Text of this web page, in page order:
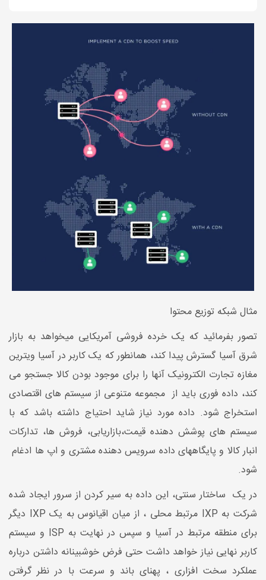
مثال شبکه توزیع محتوا
تصور بفرمائید که یک خرده فروشی آمریکایی میخواهد به بازار
شرق آسیا گسترش پیدا کند، همانطور که یک کاربر در آسیا ویترین
مغازه تجارت الکترونیک آنها را برای موجود بودن کالا جستجو می
کند، داده فوری باید از مجموعه متنوعی از سیستم های اقتصادی
استخراج شود. داده مورد نیاز شاید احتیاج داشته باشد که با
سیستم های پوشش دهنده قیمت،بازاریابی، فروش ها، تدارکات
انبار کالا و پایگاههای داده سرویس دهنده مشتری و اپ ها ادغام
شود.
در یک ساختار سنتی، این داده به سیر کردن از سرور ایجاد شده
شرکت به IXP مرتبط محلی ، از میان اقیانوس به یک IXP دیگر
برای منطقه مرتبط در آسیا و سپس در نهایت به ISP و سیستم
کاربر نهایی نیاز خواهد داشت حتی فرض خوشبینانه داشتن درباره
عملکرد سخت افزاری ، پهنای باند و سرعت با در نظر گرفتن